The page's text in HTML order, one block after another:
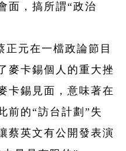
面，搞所謂“政治
正元在一檔政論節目
麥卡錫個人的重大挫
卡錫見面，意味著在
前的“訪台計劃”失
蔡英文有公開發表演